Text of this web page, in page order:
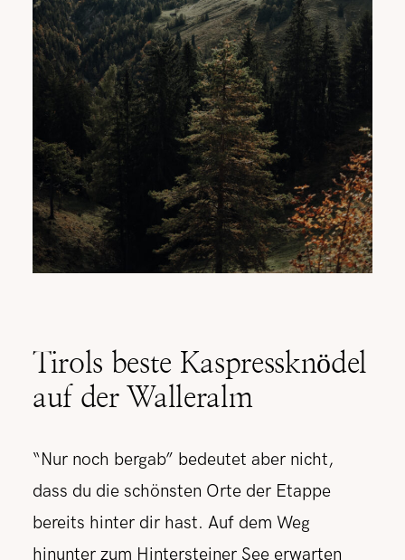
Tirols beste Kaspressknödel
auf der Walleralm
“Nur noch bergab” bedeutet aber nicht,
dass du die schönsten Orte der Etappe
bereits hinter dir hast. Auf dem Weg
hinunter zum Hintersteiner See erwarten